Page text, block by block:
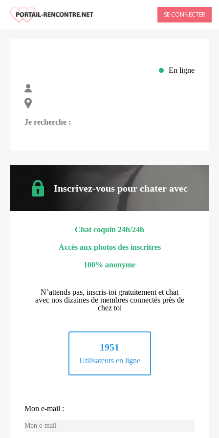
SE CONNECTER
En ligne
Je recherche :
Inscrivez-vous pour chater avec
Chat coquin 24h/24h
Accès aux photos des inscritres
100% anonyme
N’attends pas, inscris-toi gratuitement et chat
avec nos dizaines de membres connectés près de
chez toi
1951
Utilisateurs en ligne
Mon e-mail :